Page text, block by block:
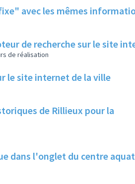
avec les mêmes
de recherche sur le site
de réalisation
le site internet de la ville
de Rillieux pour la
dans l'onglet du centre